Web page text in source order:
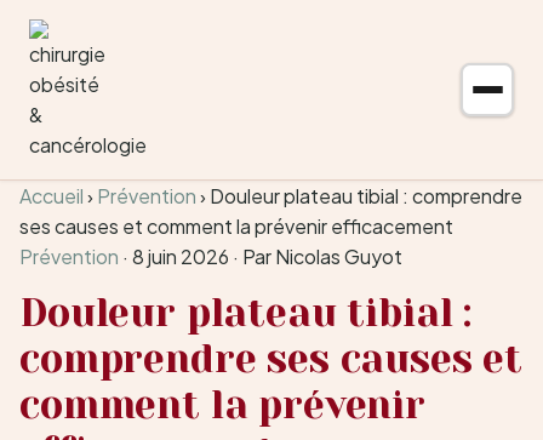
Aller au contenu
Accueil› Prévention› Douleur plateau tibial : comprendre
ses causes et comment la prévenir efficacement
Prévention · 8 juin 2026 · Par Nicolas Guyot
Douleur plateau tibial :
comprendre ses causes et
comment la prévenir